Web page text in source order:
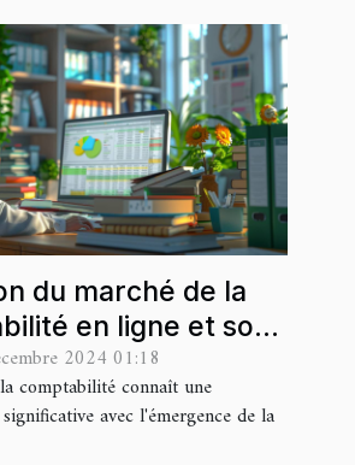
du marché de la
en ligne et son
les entreprises
2024 01:18
comptabilité connaît une
avec l'émergence de la